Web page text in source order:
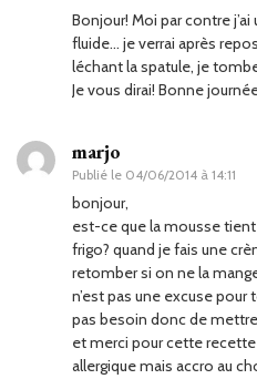
Bonjour! Moi par contre
fluide… je verrai après
léchant la spatule, je
Je vous dirai! Bonne
marjo
Publié le 04/06/2014 à 14:11
bonjour,
est-ce que la mousse
frigo? quand je fais une
retomber si on ne la
n’est pas une excuse pour
pas besoin donc de
et merci pour cette
allergique mais accro au